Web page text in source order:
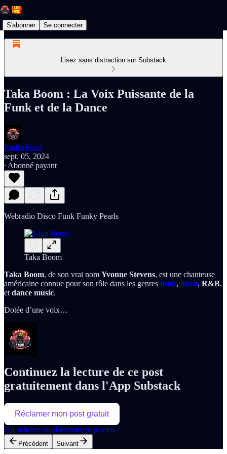
S'abonner Se connecter
Lisez sans distraction sur Substack
Taka Boom : La Voix Puissante de la
Funk et de la Dance
Radio Funk
sept. 05, 2024
∙ Abonné payant
Webradio Disco Funk Funky Pearls
Taka Boom
Taka Boom, de son vrai nom Yvonne Stevens, est une chanteuse
américaine connue pour son rôle dans les genres funk, disco, R&B,
et dance music.
Dotée d’une voix…
Continuez la lecture de ce post
gratuitement dans l'App Substack
Réclamer mon post gratuit
Ou achetez un abonnement payant.
Précédent Suivant